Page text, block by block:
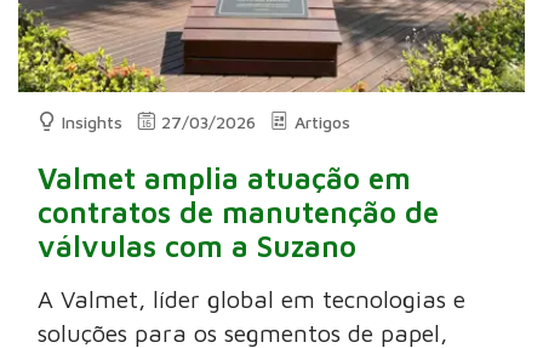
Insights 27/03/2026 Artigos
Valmet amplia atuação em
contratos de manutenção de
válvulas com a Suzano
A Valmet, líder global em tecnologias e
soluções para os segmentos de papel,